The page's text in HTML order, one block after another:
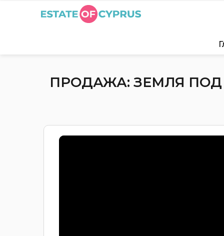
ПРОДАЖА: ЗЕМЛЯ ПОД